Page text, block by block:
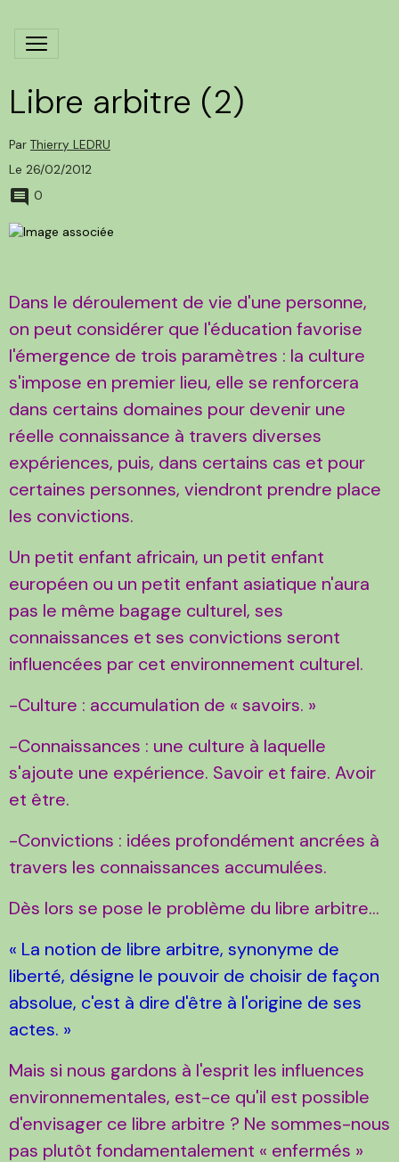
Libre arbitre (2)
Par Thierry LEDRU
Le 26/02/2012
0
Dans le déroulement de vie d'une personne,
on peut considérer que l'éducation favorise
l'émergence de trois paramètres : la culture
s'impose en premier lieu, elle se renforcera
dans certains domaines pour devenir une
réelle connaissance à travers diverses
expériences, puis, dans certains cas et pour
certaines personnes, viendront prendre place
les convictions.
Un petit enfant africain, un petit enfant
européen ou un petit enfant asiatique n'aura
pas le même bagage culturel, ses
connaissances et ses convictions seront
influencées par cet environnement culturel.
-Culture : accumulation de « savoirs. »
-Connaissances : une culture à laquelle
s'ajoute une expérience. Savoir et faire. Avoir
et être.
-Convictions : idées profondément ancrées à
travers les connaissances accumulées.
Dès lors se pose le problème du libre arbitre...
« La notion de libre arbitre, synonyme de
liberté, désigne le pouvoir de choisir de façon
absolue, c'est à dire d'être à l'origine de ses
actes. »
Mais si nous gardons à l'esprit les influences
environnementales, est-ce qu'il est possible
d'envisager ce libre arbitre ? Ne sommes-nous
pas plutôt fondamentalement « enfermés »